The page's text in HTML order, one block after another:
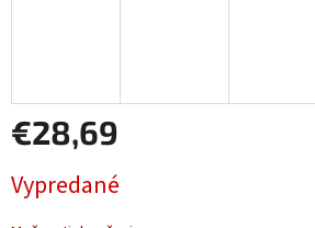
€28,69
cena:
Vypredané